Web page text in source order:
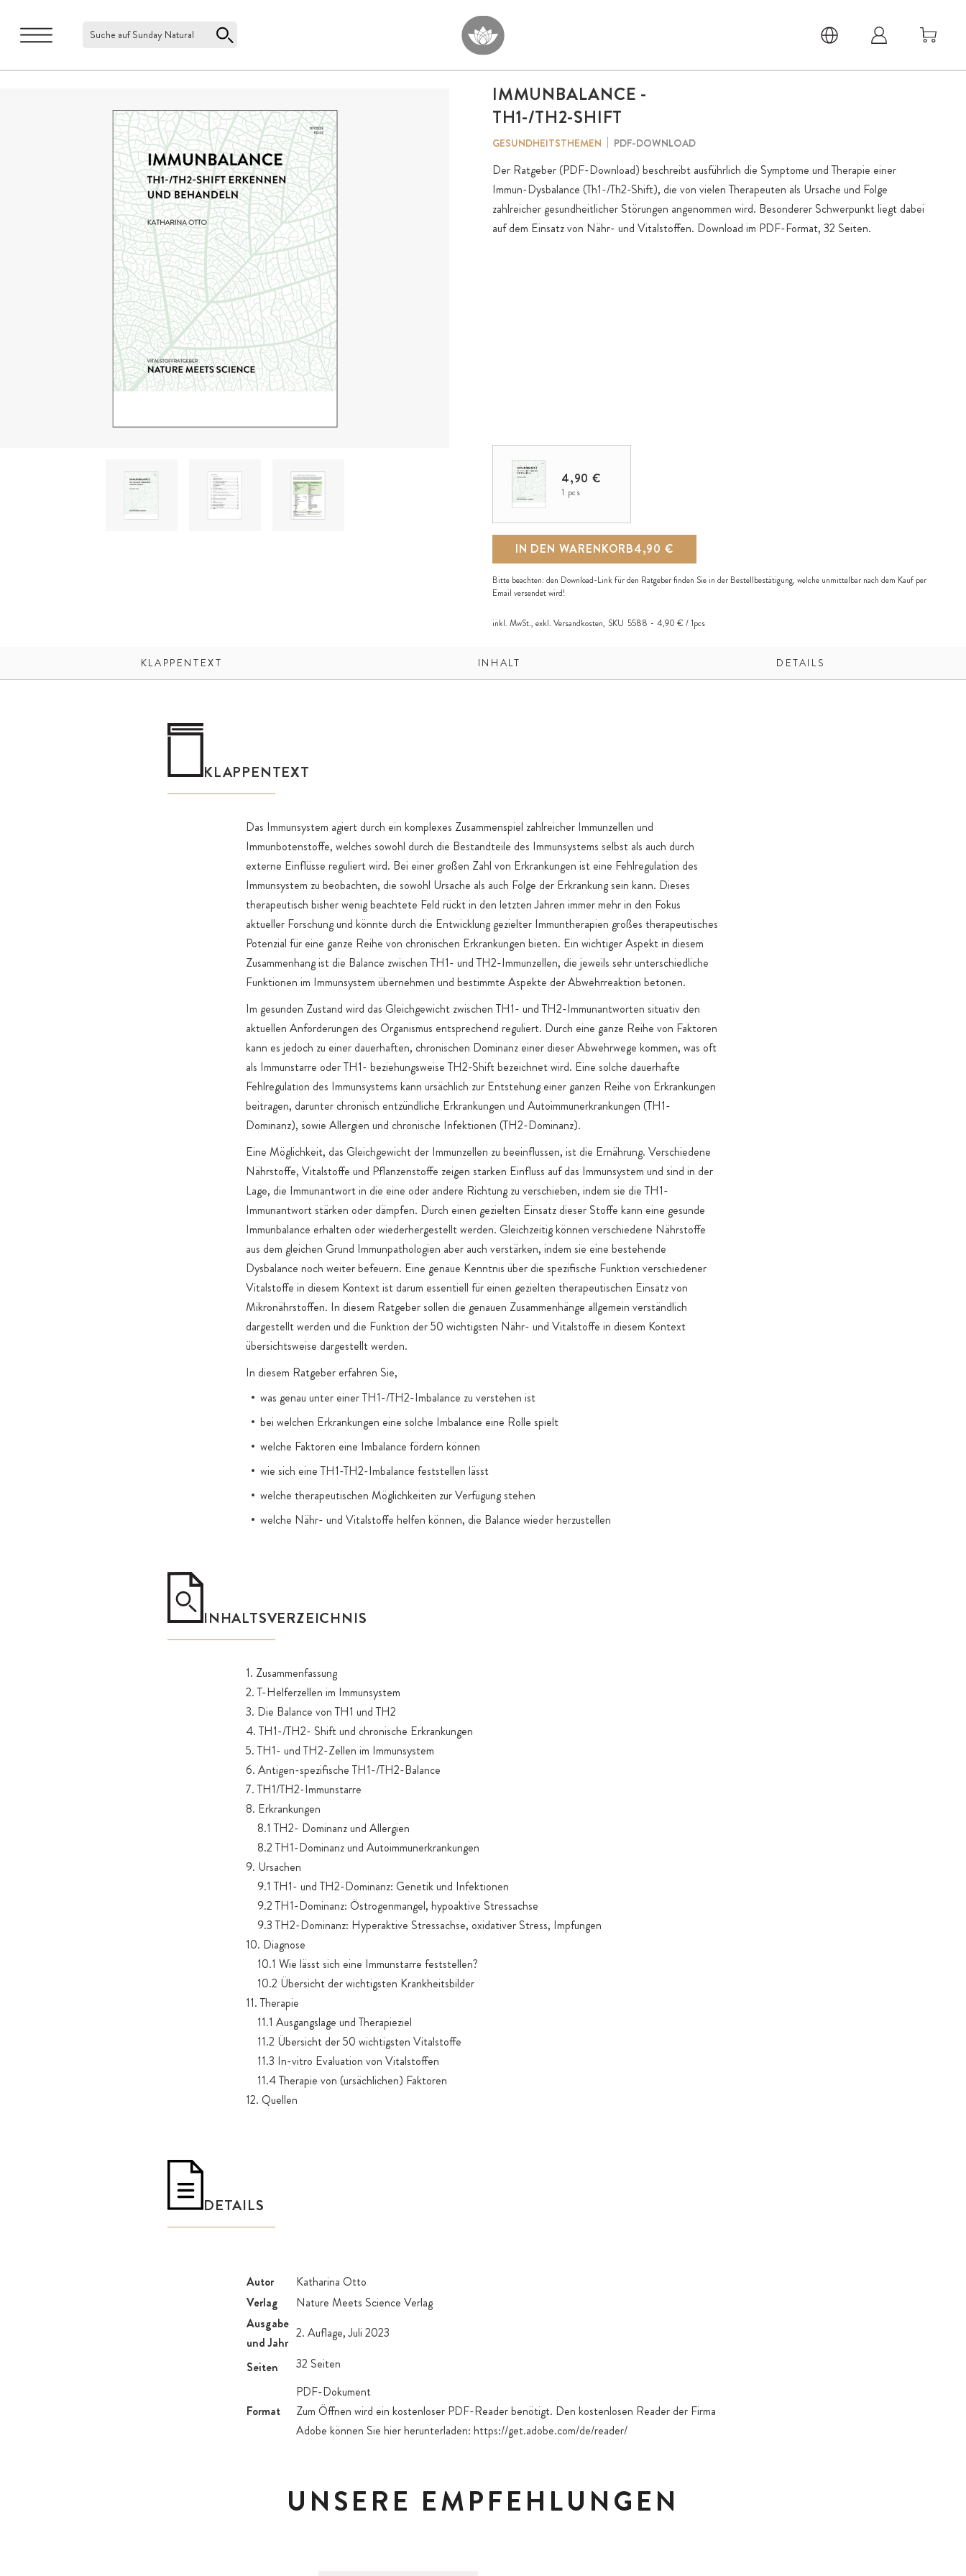
Suche auf Sunday Natural
IMMUNBALANCE -
TH1-/TH2-SHIFT
GESUNDHEITSTHEMEN PDF-DOWNLOAD
Der Ratgeber (PDF-Download) beschreibt ausführlich die Symptome und Therapie einer
Immun-Dysbalance (Th1-/Th2-Shift), die von vielen Therapeuten als Ursache und Folge
zahlreicher gesundheitlicher Störungen angenommen wird. Besonderer Schwerpunkt liegt dabei
auf dem Einsatz von Nähr- und Vitalstoffen. Download im PDF-Format, 32 Seiten.
4,90 €
1 pcs
IN DEN WARENKORB4,90 €
Bitte beachten: den Download-Link für den Ratgeber finden Sie in der Bestellbestätigung, welche unmittelbar nach dem Kauf per
Email versendet wird!
inkl. MwSt., exkl. Versandkosten, SKU 5588 4,90 € / 1pcs
KLAPPENTEXT INHALT DETAILS
KLAPPENTEXT
Das Immunsystem agiert durch ein komplexes Zusammenspiel zahlreicher Immunzellen und
Immunbotenstoffe, welches sowohl durch die Bestandteile des Immunsystems selbst als auch durch
externe Einflüsse reguliert wird. Bei einer großen Zahl von Erkrankungen ist eine Fehlregulation des
Immunsystem zu beobachten, die sowohl Ursache als auch Folge der Erkrankung sein kann. Dieses
therapeutisch bisher wenig beachtete Feld rückt in den letzten Jahren immer mehr in den Fokus
aktueller Forschung und könnte durch die Entwicklung gezielter Immuntherapien großes therapeutisches
Potenzial für eine ganze Reihe von chronischen Erkrankungen bieten. Ein wichtiger Aspekt in diesem
Zusammenhang ist die Balance zwischen TH1- und TH2-Immunzellen, die jeweils sehr unterschiedliche
Funktionen im Immunsystem übernehmen und bestimmte Aspekte der Abwehrreaktion betonen.
Im gesunden Zustand wird das Gleichgewicht zwischen TH1- und TH2-Immunantworten situativ den
aktuellen Anforderungen des Organismus entsprechend reguliert. Durch eine ganze Reihe von Faktoren
kann es jedoch zu einer dauerhaften, chronischen Dominanz einer dieser Abwehrwege kommen, was oft
als Immunstarre oder TH1- beziehungsweise TH2-Shift bezeichnet wird. Eine solche dauerhafte
Fehlregulation des Immunsystems kann ursächlich zur Entstehung einer ganzen Reihe von Erkrankungen
beitragen, darunter chronisch entzündliche Erkrankungen und Autoimmunerkrankungen (TH1-
Dominanz), sowie Allergien und chronische Infektionen (TH2-Dominanz).
Eine Möglichkeit, das Gleichgewicht der Immunzellen zu beeinflussen, ist die Ernährung. Verschiedene
Nährstoffe, Vitalstoffe und Pflanzenstoffe zeigen starken Einfluss auf das Immunsystem und sind in der
Lage, die Immunantwort in die eine oder andere Richtung zu verschieben, indem sie die TH1-
Immunantwort stärken oder dämpfen. Durch einen gezielten Einsatz dieser Stoffe kann eine gesunde
Immunbalance erhalten oder wiederhergestellt werden. Gleichzeitig können verschiedene Nährstoffe
aus dem gleichen Grund Immunpathologien aber auch verstärken, indem sie eine bestehende
Dysbalance noch weiter befeuern. Eine genaue Kenntnis über die spezifische Funktion verschiedener
Vitalstoffe in diesem Kontext ist darum essentiell für einen gezielten therapeutischen Einsatz von
Mikronährstoffen. In diesem Ratgeber sollen die genauen Zusammenhänge allgemein verständlich
dargestellt werden und die Funktion der 50 wichtigsten Nähr- und Vitalstoffe in diesem Kontext
übersichtsweise dargestellt werden.
In diesem Ratgeber erfahren Sie,
was genau unter einer TH1-/TH2-Imbalance zu verstehen ist
bei welchen Erkrankungen eine solche Imbalance eine Rolle spielt
welche Faktoren eine Imbalance fördern können
wie sich eine TH1-TH2-Imbalance feststellen lässt
welche therapeutischen Möglichkeiten zur Verfügung stehen
welche Nähr- und Vitalstoffe helfen können, die Balance wieder herzustellen
INHALTSVERZEICHNIS
1. Zusammenfassung
2. T-Helferzellen im Immunsystem
3. Die Balance von TH1 und TH2
4. TH1-/TH2- Shift und chronische Erkrankungen
5. TH1- und TH2-Zellen im Immunsystem
6. Antigen-spezifische TH1-/TH2-Balance
7. TH1/TH2-Immunstarre
8. Erkrankungen
8.1 TH2- Dominanz und Allergien
8.2 TH1-Dominanz und Autoimmunerkrankungen
9. Ursachen
9.1 TH1- und TH2-Dominanz: Genetik und Infektionen
9.2 TH1-Dominanz: Östrogenmangel, hypoaktive Stressachse
9.3 TH2-Dominanz: Hyperaktive Stressachse, oxidativer Stress, Impfungen
10. Diagnose
10.1 Wie lässt sich eine Immunstarre feststellen?
10.2 Übersicht der wichtigsten Krankheitsbilder
11. Therapie
11.1 Ausgangslage und Therapieziel
11.2 Übersicht der 50 wichtigsten Vitalstoffe
11.3 In-vitro Evaluation von Vitalstoffen
11.4 Therapie von (ursächlichen) Faktoren
12. Quellen
DETAILS
Autor
Katharina Otto
Verlag
Nature Meets Science Verlag
Ausgabe
und Jahr
2. Auflage, Juli 2023
Seiten 32 Seiten
Format
PDF-Dokument
Zum Öffnen wird ein kostenloser PDF-Reader benötigt. Den kostenlosen Reader der Firma
Adobe können Sie hier herunterladen: https://get.adobe.com/de/reader/
UNSERE EMPFEHLUNGEN